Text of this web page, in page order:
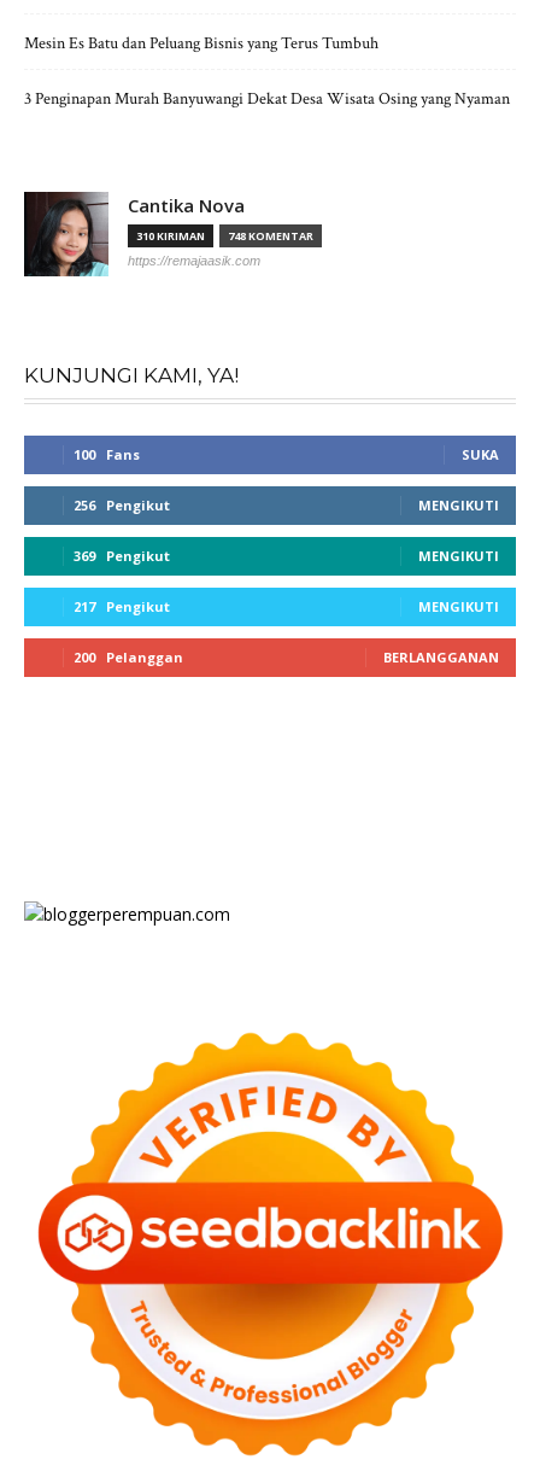
Mesin Es Batu dan Peluang Bisnis yang Terus Tumbuh
3 Penginapan Murah Banyuwangi Dekat Desa Wisata Osing yang Nyaman
Cantika Nova
310 KIRIMAN 748 KOMENTAR
https://remajaasik.com
KUNJUNGI KAMI, YA!
100 Fans SUKA
256 Pengikut MENGIKUTI
369 Pengikut MENGIKUTI
217 Pengikut MENGIKUTI
200 Pelanggan BERLANGGANAN